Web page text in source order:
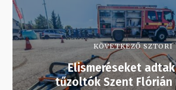
KÖVETKEZŐ SZTORI
Elismeréseket
tűzoltók Szent Flórián